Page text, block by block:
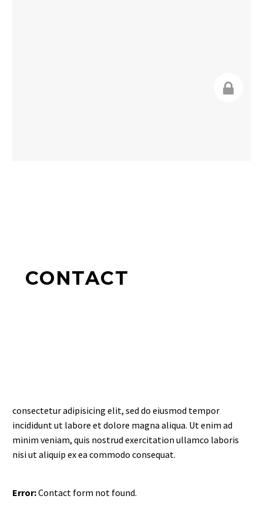
CONTACT
consectetur adipisicing elit, sed do eiusmod tempor
incididunt ut labore et dolore magna aliqua. Ut enim ad
minim veniam, quis nostrud exercitation ullamco laboris
nisi ut aliquip ex ea commodo consequat.
Error:Contact form not found.